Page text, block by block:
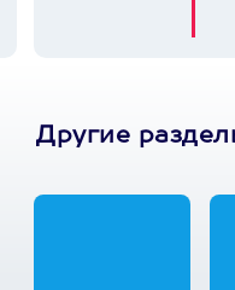
Другие